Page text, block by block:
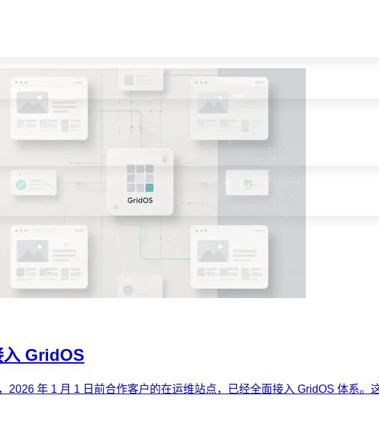
入 GridOS
年 1 月 1 日前合作客户的在运维站点，已经全面接入 GridOS 体系。